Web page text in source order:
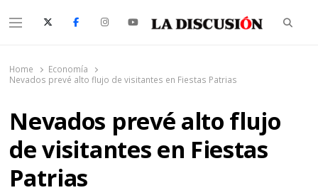
Menu
Home
Economía
Nevados prevé alto flujo de visitantes en Fiestas Patrias
Nevados prevé alto flujo
de visitantes en Fiestas
Patrias